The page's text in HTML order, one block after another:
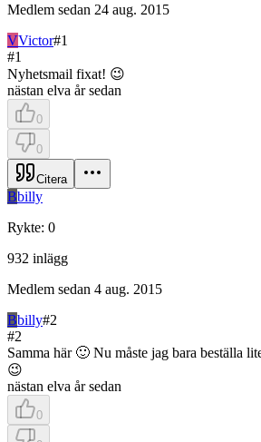
Medlem sedan 24 aug. 2015
VVictor#1
#1
Nyhetsmail fixat! 😉
nästan elva år sedan
0
0
Citera
Bbilly
Rykte: 0
932 inlägg
Medlem sedan 4 aug. 2015
Bbilly#2
#2
Samma här 🙂 Nu måste jag bara beställa
😉
nästan elva år sedan
0